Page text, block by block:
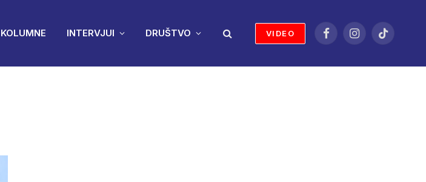
KOLUMNE INTERVJUI DRUŠTVO VIDEO
FacebookInstagramTikTok